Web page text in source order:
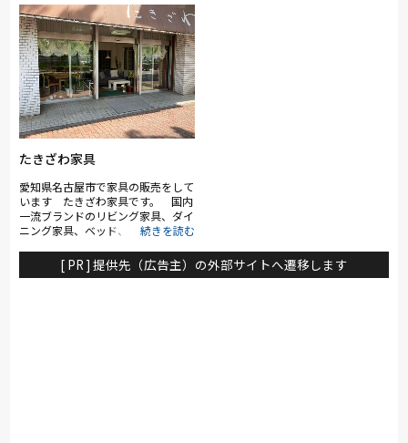
たきざわ家具
愛知県名古屋市で家具の販売をして
います たきざわ家具です。 国内
一流ブランドのリビング家具、ダイ
ニング家具、ベッド、学習机など
けしています。 当店は、カリモ
ク・浜本工芸・フランスベッド・イ
[ PR ] 提供先（広告主）の外部サイトへ遷移します